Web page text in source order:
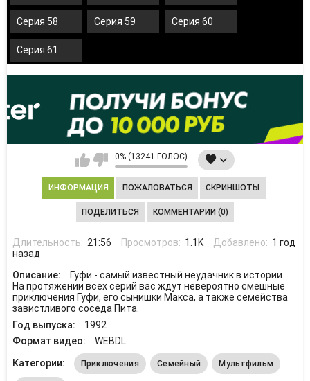
Серия 58 Серия 59 Серия 60
Серия 61
0% (13241 ГОЛОС)
ИНФОРМАЦИЯ ПОЖАЛОВАТЬСЯ СКРИНШОТЫ
ПОДЕЛИТЬСЯ КОММЕНТАРИИ (0)
Длительность: 21:56 Просмотров: 1.1K Добавлено: 1 год
назад
Описание:
Гуфи - самый известный неудачник в истории.
На протяжении всех серий вас ждут невероятно смешные
приключения Гуфи, его сынишки Макса, а также семейства
завистливого соседа Пита.
Год выпуска:
1992
Формат видео:
WEBDL
Категории:
Приключения Семейный Мультфильм